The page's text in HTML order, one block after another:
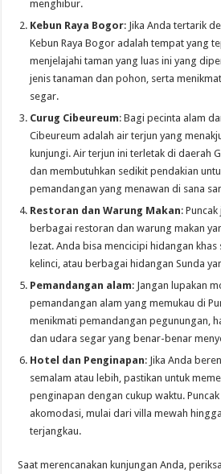
menghibur.
Kebun Raya Bogor: Jika Anda tertarik
Kebun Raya Bogor adalah tempat yang
menjelajahi taman yang luas ini yang
jenis tanaman dan pohon, serta
segar.
Curug Cibeureum: Bagi pecinta alam
Cibeureum adalah air terjun yang
kunjungi. Air terjun ini terletak di daerah
dan membutuhkan sedikit pendakian
pemandangan yang menawan di sana
Restoran dan Warung Makan:
berbagai restoran dan warung makan
lezat. Anda bisa mencicipi hidangan
kelinci, atau berbagai hidangan Sunda
Pemandangan alam: Jangan lupakan
pemandangan alam yang memukau di
menikmati pemandangan pegunungan,
dan udara segar yang benar-benar
Hotel dan Penginapan: Jika Anda
semalam atau lebih, pastikan untuk
penginapan dengan cukup waktu.
akomodasi, mulai dari villa mewah
terjangkau.
Saat merencanakan kunjungan Anda,